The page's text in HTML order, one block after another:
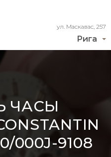
Рига
ул. Маскавас, 257
ЧАСЫ
000J-9108